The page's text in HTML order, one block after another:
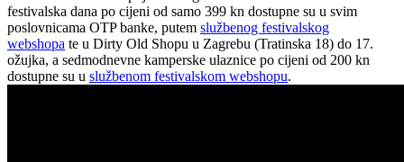
festivalska dana po cijeni od samo 399 kn dostupne su u svim
poslovnicama OTP banke, putem službenog festivalskog
webshopa te u Dirty Old Shopu u Zagrebu (Tratinska 18) do 17.
ožujka, a sedmodnevne kamperske ulaznice po cijeni od 200 kn
dostupne su u službenom festivalskom webshopu.